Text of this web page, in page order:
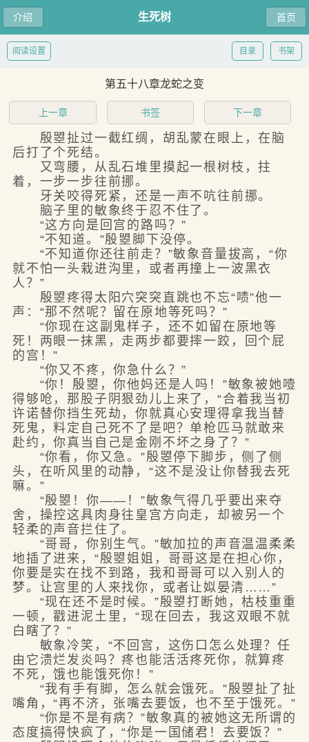
介绍 首页
生死树
书架
目录
阅读设置
第五十八章龙蛇之变
上一章 书签 下一章
殷曌扯过一截红绸，胡乱蒙在眼上，在脑
后打了个死结。
又弯腰，从乱石堆里摸起一根树枝，拄
着，一步一步往前挪。
牙关咬得死紧，还是一声不吭往前挪。
脑子里的敏象终于忍不住了。
“这方向是回宫的路吗？”
“不知道。”殷曌脚下没停。
“不知道你还往前走？”敏象音量拔高，“你
就不怕一头栽进沟里，或者再撞上一波黑衣
人？”
殷曌疼得太阳穴突突直跳也不忘“啧”他一
声：“那不然呢？留在原地等死吗？”
“你现在这副鬼样子，还不如留在原地等
死！两眼一抹黑，走两步都要摔一跤，回个屁
的宫！”
“你又不疼，你急什么？”
“你！殷曌，你他妈还是人吗！”敏象被她噎
得够呛，那股子阴狠劲儿上来了，“合着我当初
许诺替你挡生死劫，你就真心安理得拿我当替
死鬼，料定自己死不了是吧？单枪匹马就敢来
赴约，你真当自己是金刚不坏之身了？”
“你看，你又急。”殷曌停下脚步，侧了侧
头，在听风里的动静，“这不是没让你替我去死
嘛。”
“殷曌！你——！”敏象气得几乎要出来夺
舍，操控这具肉身往皇宫方向走，却被另一个
轻柔的声音拦住了。
“哥哥，你别生气。”敏加拉的声音温温柔柔
地插了进来，“殷曌姐姐，哥哥这是在担心你，
你要是实在找不到路，我和哥哥可以入别人的
梦。让宫里的人来找你，或者让姒晏清……”
“现在还不是时候。”殷曌打断她，枯枝重重
一顿，戳进泥土里，“现在回去，我这双眼不就
白瞎了？”
敏象冷笑，“不回宫，这伤口怎么处理？任
由它溃烂发炎吗？疼也能活活疼死你，就算疼
不死，饿也能饿死你！”
“我有手有脚，怎么就会饿死。”殷曌扯了扯
嘴角，“再不济，张嘴去要饭，也不至于饿死。”
“你是不是有病？”敏象真的被她这无所谓的
态度搞得快疯了，“你是一国储君！去要饭？”